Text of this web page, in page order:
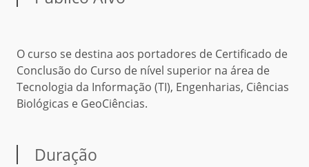
O curso se destina aos portadores de Certificado de
Conclusão do Curso de nível superior na área de
Tecnologia da Informação (TI), Engenharias, Ciências
Biológicas e GeoCiências.
Duração